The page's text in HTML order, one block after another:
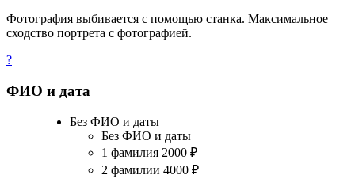
Фотография выбивается с помощью станка. Максимальное
сходство портрета с фотографией.
?
ФИО и дата
Без ФИО и даты
Без ФИО и даты
1 фамилия 2000 ₽
2 фамилии 4000 ₽